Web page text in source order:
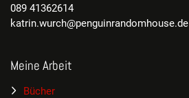
089 41362614
katrin.wurch@penguinrandomhouse.de
Meine Arbeit
Bücher